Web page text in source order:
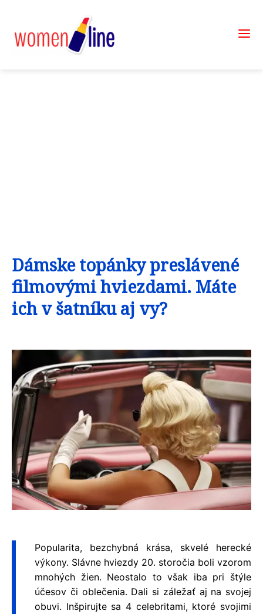
Dámske topánky preslávené
filmovými hviezdami. Máte
ich v šatníku aj vy?
Popularita, bezchybná krása, skvelé herecké
výkony. Slávne hviezdy 20. storočia boli vzorom
mnohých žien. Neostalo to však iba pri štýle
účesov či oblečenia. Dali si záležať aj na svojej
obuvi. Inšpirujte sa 4 celebritami, ktoré svojimi